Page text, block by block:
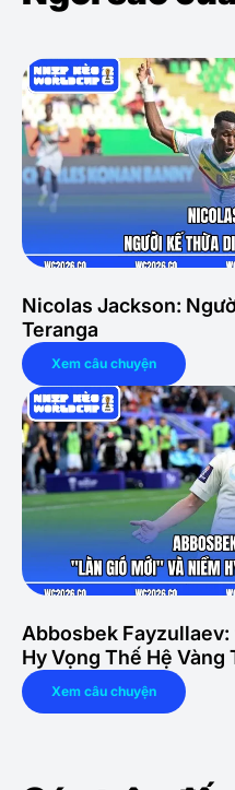
Nicolas Jackson:
Teranga
Xem câu chuyện
Abbosbek Fayzullaev:
Hy Vọng Thế Hệ Vàng
Xem câu chuyện